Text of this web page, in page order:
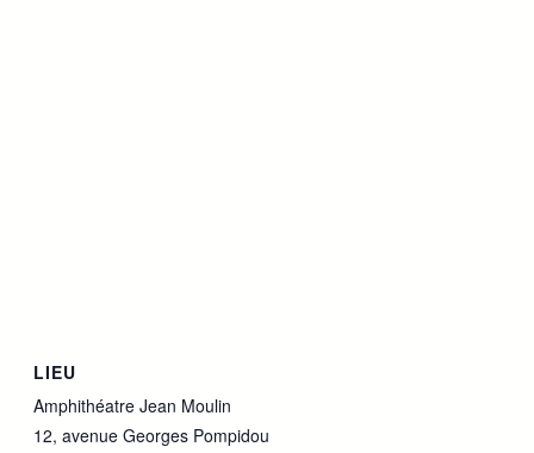
LIEU
Amphithéatre Jean Moulin
12, avenue Georges Pompidou